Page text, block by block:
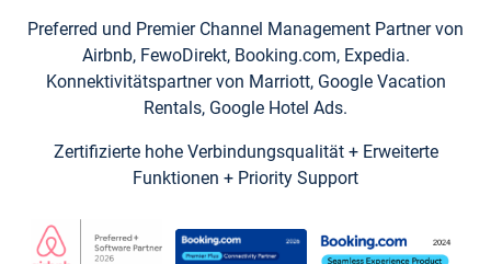
Preferred und Premier Channel Management Partner von
Airbnb, FewoDirekt, Booking.com, Expedia.
Konnektivitätspartner von Marriott, Google Vacation
Rentals, Google Hotel Ads.
Zertifizierte hohe Verbindungsqualität + Erweiterte
Funktionen + Priority Support